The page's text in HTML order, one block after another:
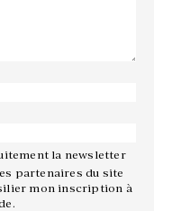
la newsletter
partenaires du site
mon inscription à